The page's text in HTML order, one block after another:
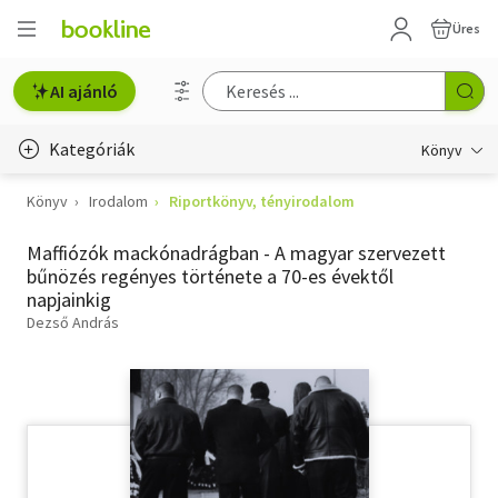
Üres
AI ajánló
Kategóriák Könyv
Életmód, egészség
Erotika
Gyermek- és ifjúsági
Könyv Irodalom Riportkönyv, tényirodalom
Maffiózók mackónadrágban - A magyar szervezett
bűnözés regényes története a 70-es évektől
napjainkig
Dezső András